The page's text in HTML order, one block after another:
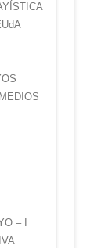
– I